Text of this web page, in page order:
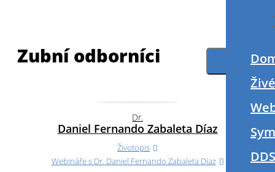
Zubní odborníci
Dr.
Daniel Fernando Zabaleta Díaz
Životopis
Webináře s Dr. Daniel Fernando Zabaleta Díaz